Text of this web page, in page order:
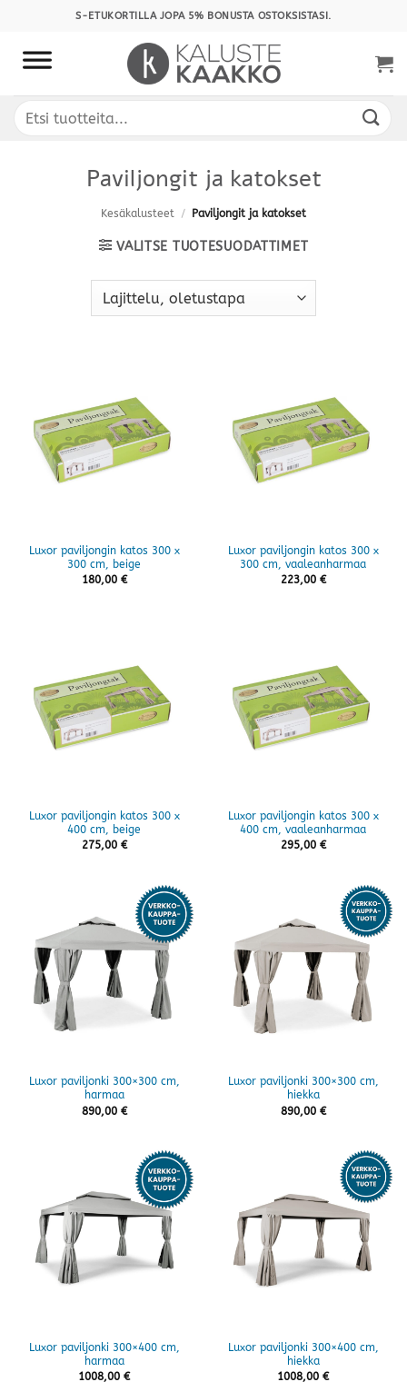
content
S-ETUKORTILLA JOPA 5% BONUSTA OSTOKSISTASI.
Etsi:
Paviljongit ja katokset
Kesäkalusteet / Paviljongit ja katokset
VALITSE TUOTESUODATTIMET
Luxor paviljongin katos 300 x
300 cm, beige
180,00 €
Luxor paviljongin katos 300 x
300 cm, vaaleanharmaa
223,00 €
Luxor paviljongin katos 300 x
400 cm, beige
275,00 €
Luxor paviljongin katos 300 x
400 cm, vaaleanharmaa
295,00 €
Luxor paviljonki 300×300 cm,
harmaa
890,00 €
Luxor paviljonki 300×300 cm,
hiekka
890,00 €
Luxor paviljonki 300×400 cm,
harmaa
1008,00 €
Luxor paviljonki 300×400 cm,
hiekka
1008,00 €